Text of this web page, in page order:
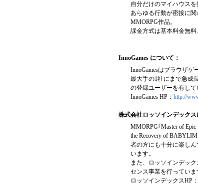
自分だけのマイハウス
あらゆる行動が密接に
MMORPG作品。
課金方式は基本料金無料
InnoGames について：
InnoGamesはブラウザゲ
最大手の1社にまで急成
の登録ユーザーを有して
InnoGames HP：http://
株式会社ロッソインデックス
MMORPG｢Master of
the Recovery of
者の方にも十分に楽し
います。
また、ロッソインデッ
センス事業を行っていま
ロッソインデックスHP